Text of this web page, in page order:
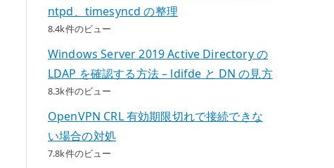
ntpd、timesyncd の整理
8.4k件のビュー
Windows Server 2019 Active Directory の
LDAP を確認する方法 – ldifde と DN の見方
8.3k件のビュー
OpenVPN CRL 有効期限切れで接続できな
い場合の対処
7.8k件のビュー